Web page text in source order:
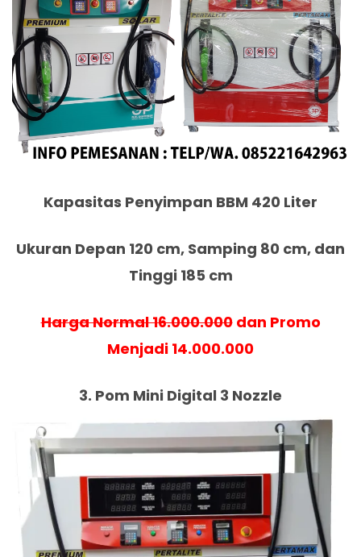
Kapasitas Penyimpan BBM 420 Liter
Ukuran Depan 120 cm, Samping 80 cm, dan
Tinggi 185 cm
Harga Normal 16.000.000dan Promo
Menjadi 14.000.000
3. Pom Mini Digital 3 Nozzle